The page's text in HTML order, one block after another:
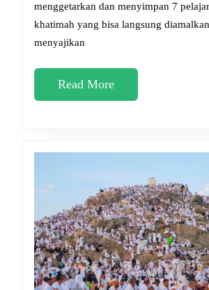
Setelah
Hilang
Hari:
Pelajaran
menggetarkan dan menyimpan 7
khatimah yang bisa langsung
menyajikan
Read MoreRead
More